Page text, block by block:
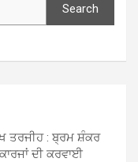
Search
ਤਰਜੀਹ : ਬ੍ਰਮ ਸ਼ੰਕਰ
ਦੀ ਕਰਵਾਈ